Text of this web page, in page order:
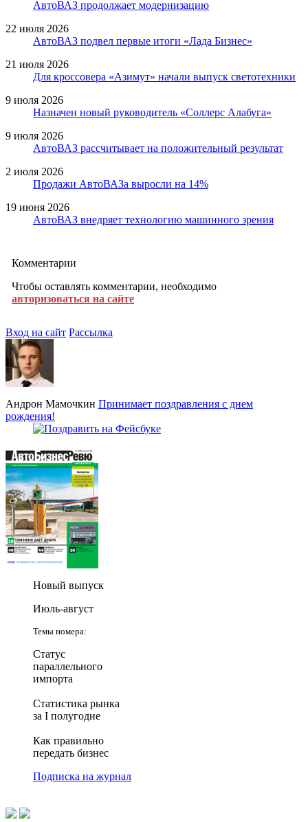
АвтоВАЗ продолжает модернизацию
22 июля 2026
АвтоВАЗ подвел первые итоги «Лада Бизнес»
21 июля 2026
Для кроссовера «Азимут» начали выпуск светотехники
9 июля 2026
Назначен новый руководитель «Соллерс Алабуга»
9 июля 2026
АвтоВАЗ рассчитывает на положительный результат
2 июля 2026
Продажи АвтоВАЗа выросли на 14%
19 июня 2026
АвтоВАЗ внедряет технологию машинного зрения
Комментарии
Чтобы оставлять комментарии, необходимо
авторизоваться на сайте
Вход на сайт Рассылка
Андрон Мамочкин Принимает поздравления с днем
рождения!
Новый выпуск
Июль-август
Темы номера:
Статус
параллельного
импорта
Статистика рынка
за I полугодие
Как правильно
передать бизнес
Подписка на журнал